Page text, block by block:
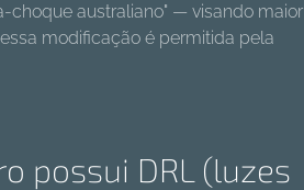
choque australiano" — visando maior
modificação é permitida pela
possui DRL (luzes